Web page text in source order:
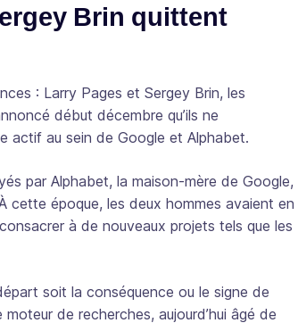
Brin quittent
: Larry Pages et Sergey Brin, les
début décembre qu’ils ne
actif au sein de Google et Alphabet.
par Alphabet, la maison-mère de Google,
cette époque, les deux hommes avaient en
à de nouveaux projets tels que les
soit la conséquence ou le signe de
de recherches, aujourd’hui âgé de